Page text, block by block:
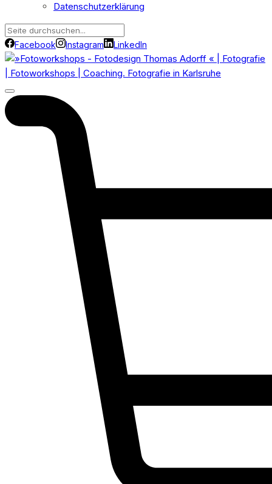
Datenschutzerklärung
Facebook Instagram LinkedIn